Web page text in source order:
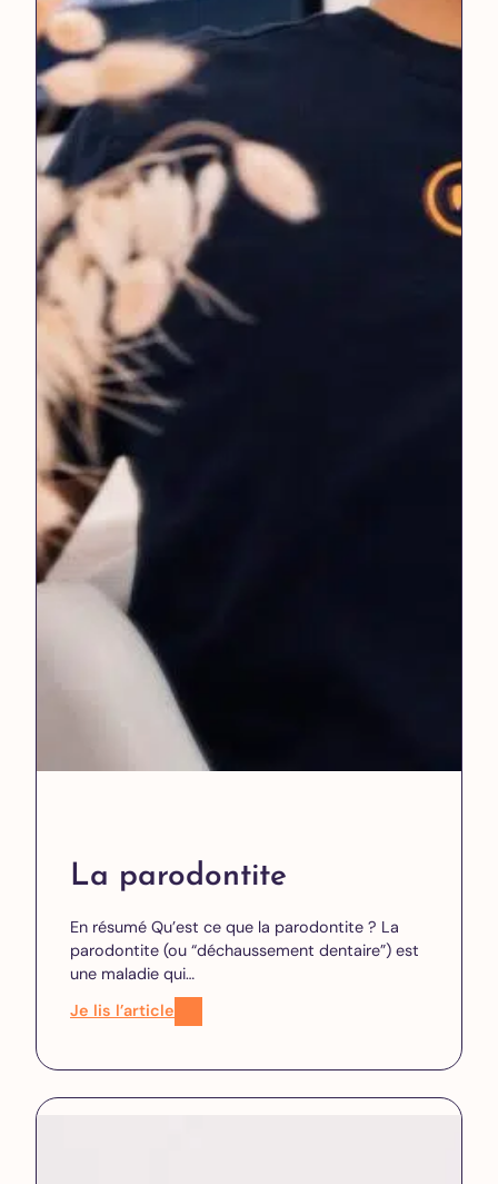
La parodontite
En résumé Qu’est ce que la parodontite ? La
parodontite (ou “déchaussement dentaire”) est
une maladie qui…
Je lis l’article